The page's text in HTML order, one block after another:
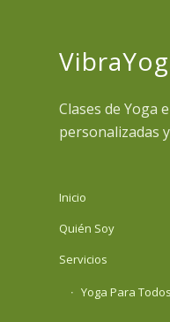
Clases de Yoga
personalizadas
Inicio
Quién Soy
Servicios
Yoga Para Todos